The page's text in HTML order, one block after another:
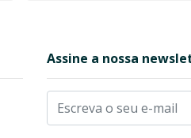
Assine a nossa